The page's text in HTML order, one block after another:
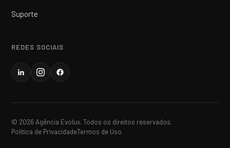
Suporte
REDES SOCIAIS
© 2026 Agência Evolux. Todos os direitos reservados.
Política de PrivacidadeTermos de Uso